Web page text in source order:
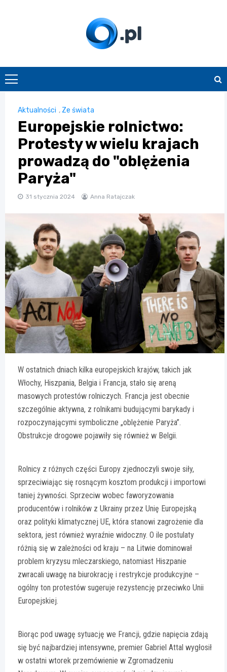
O.pl
Aktualności , Ze świata
Europejskie rolnictwo:
Protesty w wielu krajach
prowadzą do "oblężenia
Paryża"
31 stycznia 2024 Anna Ratajczak
W ostatnich dniach kilka europejskich krajów, takich jak
Włochy, Hiszpania, Belgia i Francja, stało się areną
masowych protestów rolniczych. Francja jest obecnie
szczególnie aktywna, z rolnikami budującymi barykady i
rozpoczynającymi symboliczne „oblężenie Paryża”.
Obstrukcje drogowe pojawiły się również w Belgii.
Rolnicy z różnych części Europy zjednoczyli swoje siły,
sprzeciwiając się rosnącym kosztom produkcji i importowi
taniej żywności. Sprzeciw wobec faworyzowania
producentów i rolników z Ukrainy przez Unię Europejską
oraz polityki klimatycznej UE, która stanowi zagrożenie dla
sektora, jest również wyraźnie widoczny. O ile postulaty
różnią się w zależności od kraju – na Litwie dominował
problem kryzysu mleczarskiego, natomiast Hiszpanie
zwracali uwagę na biurokrację i restrykcje produkcyjne –
ogólny ton protestów sugeruje rezystencję przeciwko Unii
Europejskiej.
Biorąc pod uwagę sytuację we Francji, gdzie napięcia zdają
się być najbardziej intensywne, premier Gabriel Attal wygłosił
w ostatni wtorek przemówienie w Zgromadzeniu